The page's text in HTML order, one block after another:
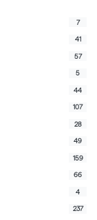
7
41
57
5
44
107
28
49
159
66
4
237